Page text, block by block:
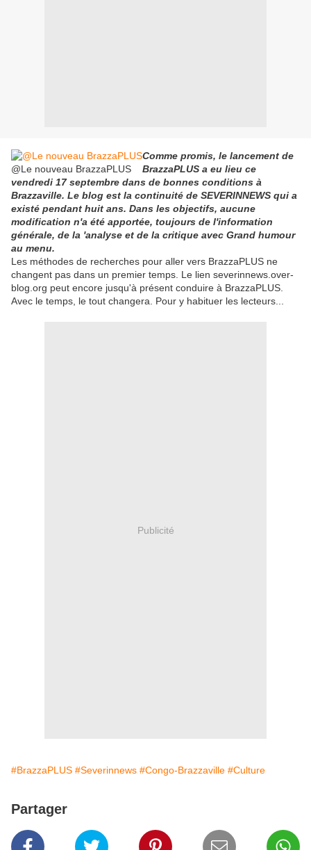
@Le nouveau BrazzaPLUS
Comme promis, le lancement de
BrazzaPLUS a eu lieu ce
vendredi 17 septembre dans de bonnes conditions à
Brazzaville. Le blog est la continuité de SEVERINNEWS qui a
existé pendant huit ans. Dans les objectifs, aucune
modification n'a été apportée, toujours de l'information
générale, de la 'analyse et de la critique avec Grand humour
au menu.
Les méthodes de recherches pour aller vers BrazzaPLUS ne
changent pas dans un premier temps. Le lien severinnews.over-
blog.org peut encore jusqu'à présent conduire à BrazzaPLUS.
Avec le temps, le tout changera. Pour y habituer les lecteurs...
Publicité
#BrazzaPLUS #Severinnews #Congo-Brazzaville #Culture
Partager